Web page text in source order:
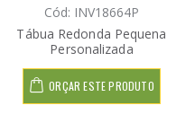
Cód: INV18664P
Tábua Redonda Pequena
Personalizada
ORÇAR ESTE PRODUTO